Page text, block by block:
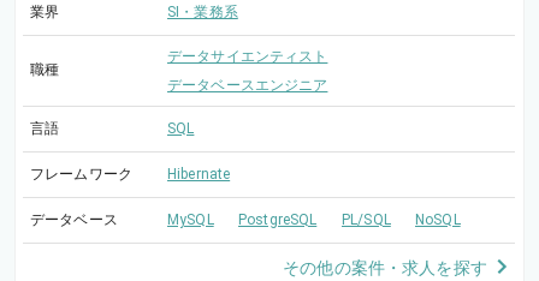
業界 SI・業務系
職種
データサイエンティスト
データベースエンジニア
言語 SQL
フレームワーク Hibernate
データベース MySQL PostgreSQL PL/SQL NoSQL
その他の案件・求人を探す